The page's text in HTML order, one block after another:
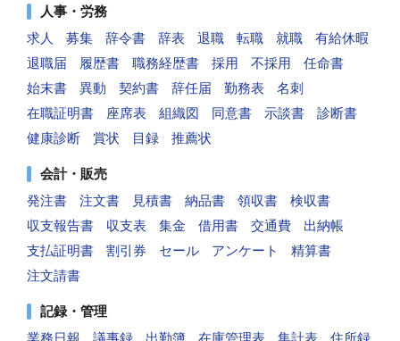
人事・労務
求人
募集 辞令書 辞表 退職 転職 就職
有給休暇
退職届
履歴書 職務経歴書 採用 不採用
任命書
始末書
異動 契約書 辞任届 勤務表
名刺
在職証明書
座席表 組織図 同意書 示談書
診断書
健康診断
賞状 目録 推薦状
会計・販売
発注書
注文書 見積書 納品書 領収書
検収書
収支報告書
収支表 集金 借用書 交通費
出納帳
支払証明書
割引券 セール アンケート
精算書
注文請書
記録・管理